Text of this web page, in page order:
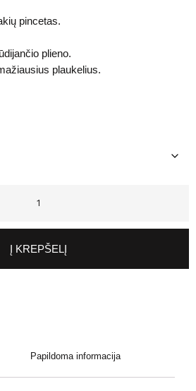
pincetas.
plieno.
plaukelius.
Į KREPŠELĮ
Papildoma informacija